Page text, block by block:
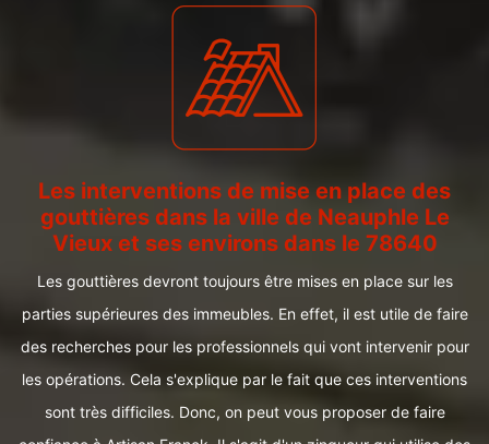
Les interventions de mise en place des
gouttières dans la ville de Neauphle Le
Vieux et ses environs dans le 78640
Les gouttières devront toujours être mises en place sur les
parties supérieures des immeubles. En effet, il est utile de faire
des recherches pour les professionnels qui vont intervenir pour
les opérations. Cela s'explique par le fait que ces interventions
sont très difficiles. Donc, on peut vous proposer de faire